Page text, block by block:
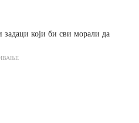
задаци који би сви морали да